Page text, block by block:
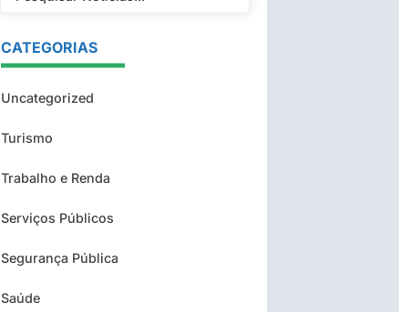
CATEGORIAS
Uncategorized
Turismo
Trabalho e Renda
Serviços Públicos
Segurança Pública
Saúde